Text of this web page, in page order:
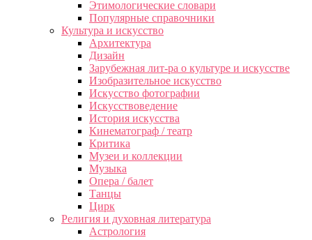
Этимологические словари
Популярные справочники
Культура и искусство
Архитектура
Дизайн
Зарубежная лит-ра о культуре и искусстве
Изобразительное искусство
Искусство фотографии
Искусствоведение
История искусства
Кинематограф / театр
Критика
Музеи и коллекции
Музыка
Опера / балет
Танцы
Цирк
Религия и духовная литература
Астрология